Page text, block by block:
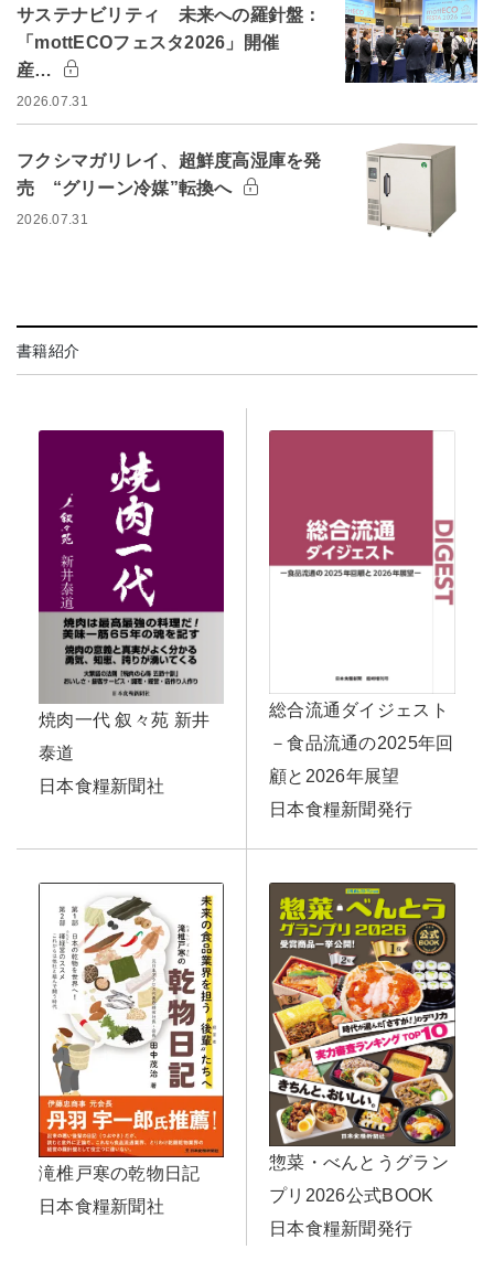
サステナビリティ 未来への羅針盤：
「mottECOフェスタ2026」開催
産…
2026.07.31
フクシマガリレイ、超鮮度高湿庫を発
売 “グリーン冷媒”転換へ
2026.07.31
書籍紹介
焼肉一代 叙々苑 新井
泰道
日本食糧新聞社
総合流通ダイジェスト
－食品流通の2025年回
顧と2026年展望
日本食糧新聞発行
滝椎戸寒の乾物日記
日本食糧新聞社
惣菜・べんとうグラン
プリ2026公式BOOK
日本食糧新聞発行